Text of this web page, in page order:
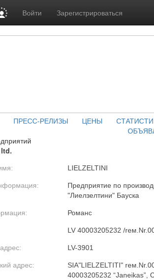
Войти Зарегистрироваться
ПРЕСС-РЕЛИЗЫ ЦЕНЫ
LIELZELTINI
Предприятие по
"Лиелзелтини" Бауска
Романс
LV 40003205232 /
LV-3901
адрес:
SIA"LIELZELTIТI"
40003205232 “Janeikas”,